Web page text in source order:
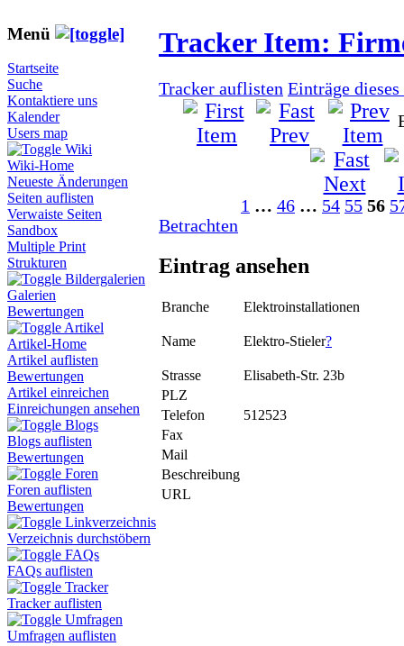
Menü
Startseite
Suche
Kontaktiere uns
Kalender
Users map
Wiki
Wiki-Home
Neueste Änderungen
Seiten auflisten
Verwaiste Seiten
Sandbox
Multiple Print
Strukturen
Bildergalerien
Galerien
Bewertungen
Artikel
Artikel-Home
Artikel auflisten
Bewertungen
Artikel einreichen
Einreichungen ansehen
Blogs
Blogs auflisten
Bewertungen
Foren
Foren auflisten
Bewertungen
Linkverzeichnis
Verzeichnis durchstöbern
FAQs
FAQs auflisten
Tracker
Tracker auflisten
Umfragen
Umfragen auflisten
Tracker Item:
Tracker auflisten Einträge dieses
1 … 46 … 54 55 56
Betrachten
Eintrag ansehen
Branche Elektroinstallationen
Name Elektro-Stieler?
Strasse
Elisabeth-Str. 23b
PLZ
Telefon
512523
Fax
Mail
Beschreibung
URL